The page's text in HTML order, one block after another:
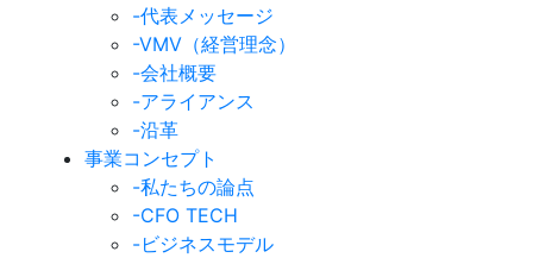
-代表メッセージ
-VMV（経営理念）
-会社概要
-アライアンス
-沿革
事業コンセプト
-私たちの論点
-CFO TECH
-ビジネスモデル